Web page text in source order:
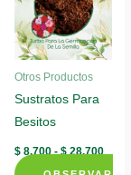
Otros Productos
Sustratos Para
Besitos
$8.700 - $28.700